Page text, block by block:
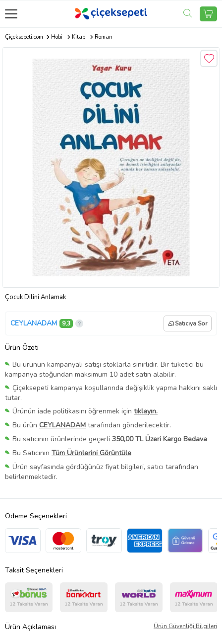
Çiçeksepeti.com Hobi Kitap Roman
Çocuk Dilini Anlamak
CEYLANADAM 9,3 Satıcıya Sor
Ürün Özeti
Bu ürünün kampanyalı satışı stoklarla sınırlıdır. Bir tüketici bu
kampanya stoğundan maksimum 10 adet satın alabilir.
Çiçeksepeti kampanya koşullarında değişiklik yapma hakkını saklı
tutar.
Ürünün iade politikasını öğrenmek için tıklayın.
Bu ürün CEYLANADAM tarafından gönderilecektir.
Bu satıcının ürünlerinde geçerli 350,00 TL Üzeri Kargo Bedava
Bu Satıcının Tüm Ürünlerini Görüntüle
Ürün sayfasında gördüğünüz fiyat bilgileri, satıcı tarafından
belirlenmektedir.
Ödeme Seçenekleri
Taksit Seçenekleri
Ürün Açıklaması Ürün Güvenliği Bilgileri